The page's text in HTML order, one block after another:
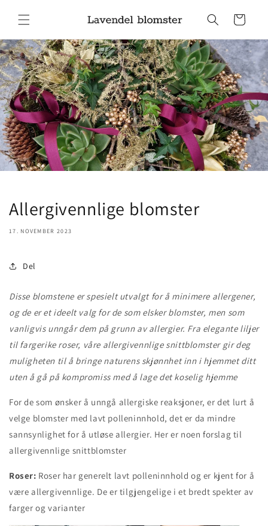
til
innholdet
Handlekurv
Allergivennlige blomster
17. NOVEMBER 2023
Del
Disse blomstene er spesielt utvalgt for å minimere allergener,
og de er et ideelt valg for de som elsker blomster, men som
vanligvis unngår dem på grunn av allergier. Fra elegante liljer
til fargerike roser, våre allergivennlige snittblomster gir deg
muligheten til å bringe naturens skjønnhet inn i hjemmet ditt
uten å gå på kompromiss med å lage det koselig hjemme
For de som ønsker å unngå allergiske reaksjoner, er det lurt å
velge blomster med lavt polleninnhold, det er da mindre
sannsynlighet for å utløse allergier. Her er noen forslag til
allergivennlige snittblomster
Roser: Roser har generelt lavt polleninnhold og er kjent for å
være allergivennlige. De er tilgjengelige i et bredt spekter av
farger og varianter